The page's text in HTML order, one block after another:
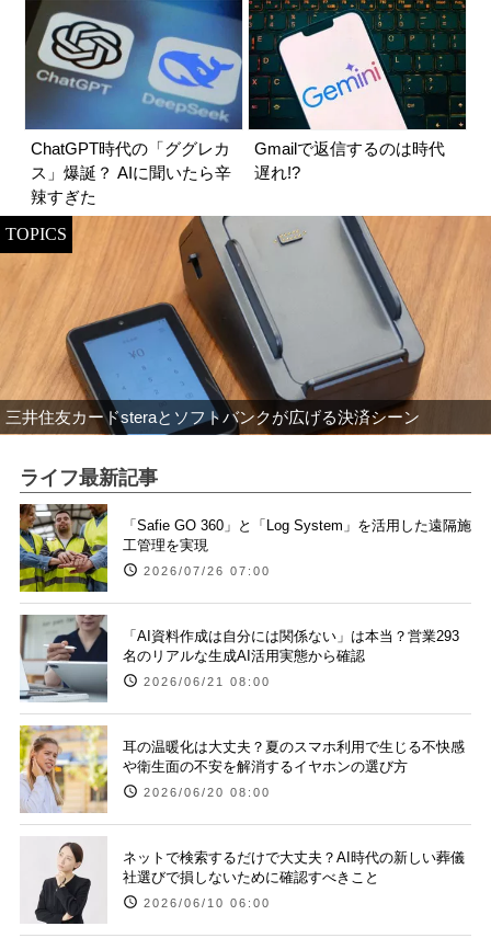
ChatGPT時代の「ググレカ
ス」爆誕？ AIに聞いたら辛
辣すぎた
Gmailで返信するのは時代
遅れ!?
TOPICS
三井住友カードsteraとソフトバンクが広げる決済シーン
ライフ最新記事
「Safie GO 360」と「Log System」を活用した遠隔施
工管理を実現
2026/07/26 07:00
「AI資料作成は自分には関係ない」は本当？営業293
名のリアルな生成AI活用実態から確認
2026/06/21 08:00
耳の温暖化は大丈夫？夏のスマホ利用で生じる不快感
や衛生面の不安を解消するイヤホンの選び方
2026/06/20 08:00
ネットで検索するだけで大丈夫？AI時代の新しい葬儀
社選びで損しないために確認すべきこと
2026/06/10 06:00